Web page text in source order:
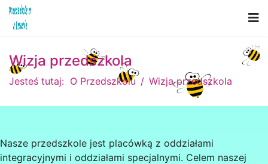
Wizja przedszkola
Jesteś tutaj: O Przedszkolu Wizja przedszkola
Nasze przedszkole jest placówką z oddziałami
integracyjnymi i oddziałami specjalnymi. Celem naszej